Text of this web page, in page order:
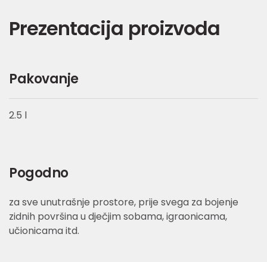
Prezentacija proizvoda
Pakovanje
2.5 l
Pogodno
za sve unutrašnje prostore, prije svega za bojenje
zidnih površina u dječjim sobama, igraonicama,
učionicama itd.